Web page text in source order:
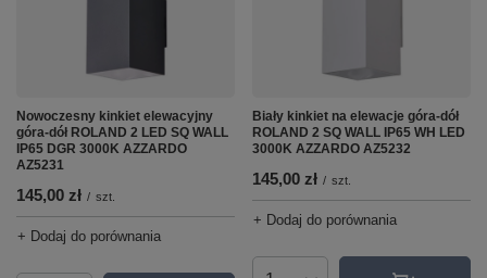
Nowoczesny kinkiet elewacyjny
góra-dół ROLAND 2 LED SQ WALL
IP65 DGR 3000K AZZARDO
AZ5231
145,00 zł / szt.
+ Dodaj do porównania
Biały kinkiet na elewacje góra-dół
ROLAND 2 SQ WALL IP65 WH LED
3000K AZZARDO AZ5232
145,00 zł / szt.
+ Dodaj do porównania